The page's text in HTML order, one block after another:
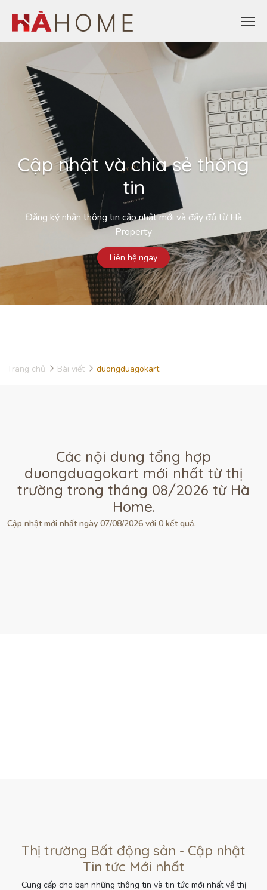
Cập nhật và chia sẻ thông
tin
Đăng ký nhận thông tin cập nhật mới và đầy đủ từ Hà
Property
Liên hệ ngay
Trang chủ Bài viết duongduagokart
Các nội dung tổng hợp
duongduagokart mới nhất từ thị
trường trong tháng 08/2026 từ Hà
Home.
Cập nhật mới nhất ngày 07/08/2026 với 0 kết quả.
Thị trường Bất động sản - Cập nhật
Tin tức Mới nhất
Cung cấp cho bạn những thông tin và tin tức mới nhất về thị